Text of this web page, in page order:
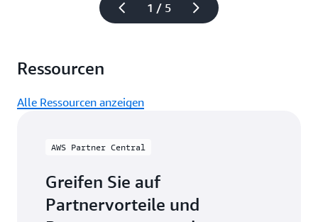
1 / 5
Ressourcen
Alle Ressourcen anzeigen
AWS Partner Central
Greifen Sie auf
Partnervorteile und